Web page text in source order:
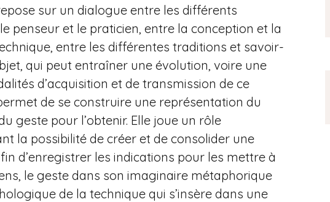
sur un dialogue entre les différents
penseur et le praticien, entre la conception et la
entre les différentes traditions et savoir-
qui peut entraîner une évolution, voire une
d’acquisition et de transmission de ce
de se construire une représentation du
geste pour l’obtenir. Elle joue un rôle
la possibilité de créer et de consolider une
d’enregistrer les indications pour les mettre à
le geste dans son imaginaire métaphorique
de la technique qui s’insère dans une